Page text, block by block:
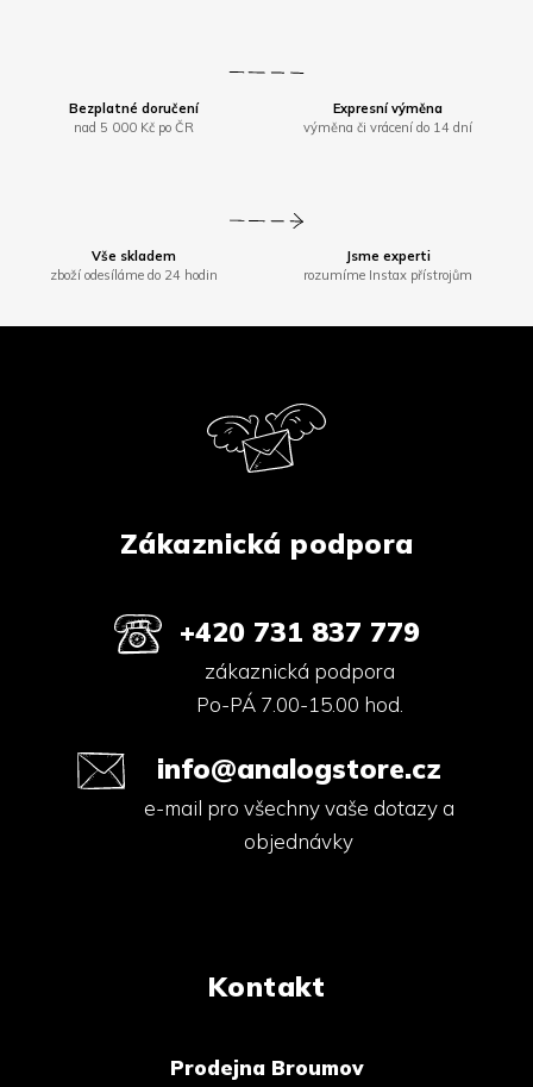
Bezplatné doručení
nad 5 000 Kč po ČR
Expresní výměna
výměna či vrácení do 14 dní
Vše skladem
zboží odesíláme do 24 hodin
Jsme experti
rozumíme Instax přístrojům
Zákaznická podpora
+420 731 837 779
zákaznická podpora
Po-PÁ 7.00-15.00 hod.
info@analogstore.cz
e-mail pro všechny vaše dotazy a
objednávky
Kontakt
Prodejna Broumov